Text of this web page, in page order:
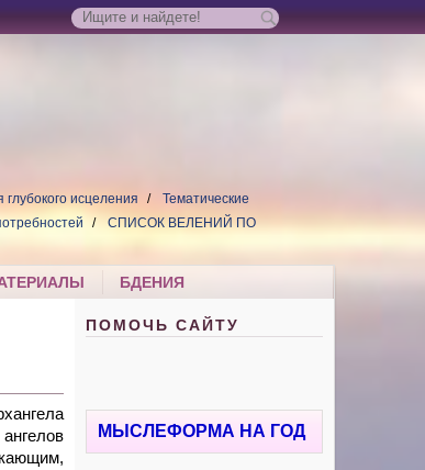
глубокого исцеления
Тематические
СПИСОК ВЕЛЕНИЙ ПО
БДЕНИЯ
ПОМОЧЬ САЙТУ
МЫСЛЕФОРМА НА ГОД